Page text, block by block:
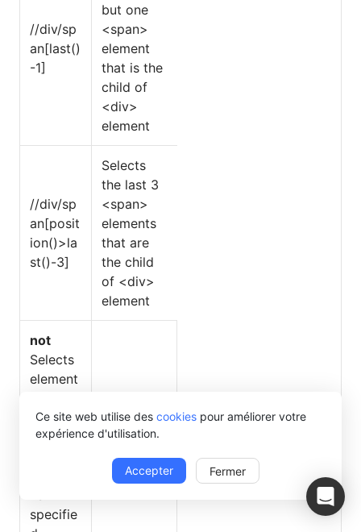
Ce site web utilise des cookies pour améliorer votre
expérience d'utilisation.
Accepter Fermer
//div/sp
an[last()
-1]
but one
<span>
element
that is the
child of
<div>
element
//div/sp
an[posit
ion()>la
st()-3]
Selects
the last 3
<span>
elements
that are
the child
of <div>
element
not
Selects
element
are
opposit
specifie
(contains(
ice”))]
elements whose class
not contain price